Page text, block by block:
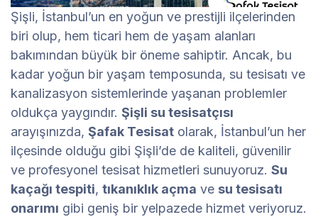
Şişli, İstanbul’un en yoğun ve prestijli ilçelerinden
biri olup, hem ticari hem de yaşam alanları
bakımından büyük bir öneme sahiptir. Ancak, bu
kadar yoğun bir yaşam temposunda, su tesisatı ve
kanalizasyon sistemlerinde yaşanan problemler
oldukça yaygındır. Şişli su tesisatçısı
arayışınızda, Şafak Tesisat olarak, İstanbul’un her
ilçesinde olduğu gibi Şişli’de de kaliteli, güvenilir
ve profesyonel tesisat hizmetleri sunuyoruz. Su
kaçağı tespiti, tıkanıklık açma ve su tesisatı
onarımı gibi geniş bir yelpazede hizmet veriyoruz.